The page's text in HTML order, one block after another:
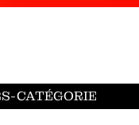
CATÉGORIE